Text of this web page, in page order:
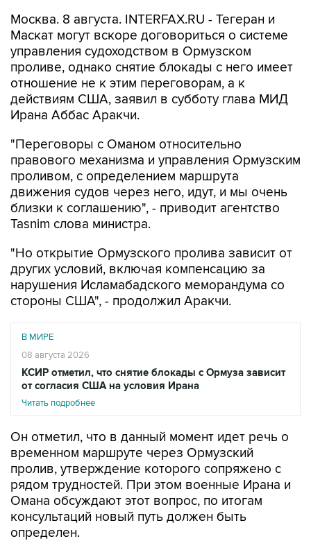
Москва. 8 августа. INTERFAX.RU - Тегеран и
Маскат могут вскоре договориться о системе
управления судоходством в Ормузском
проливе, однако снятие блокады с него имеет
отношение не к этим переговорам, а к
действиям США, заявил в субботу глава МИД
Ирана Аббас Аракчи.
"Переговоры с Оманом относительно
правового механизма и управления Ормузским
проливом, с определением маршрута
движения судов через него, идут, и мы очень
близки к соглашению", - приводит агентство
Tasnim слова министра.
"Но открытие Ормузского пролива зависит от
других условий, включая компенсацию за
нарушения Исламабадского меморандума со
стороны США", - продолжил Аракчи.
В МИРЕ
08 августа 2026
КСИР отметил, что снятие блокады с Ормуза зависит
от согласия США на условия Ирана
Читать подробнее
Он отметил, что в данный момент идет речь о
временном маршруте через Ормузский
пролив, утверждение которого сопряжено с
рядом трудностей. При этом военные Ирана и
Омана обсуждают этот вопрос, по итогам
консультаций новый путь должен быть
определен.